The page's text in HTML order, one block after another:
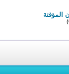
المؤقتة